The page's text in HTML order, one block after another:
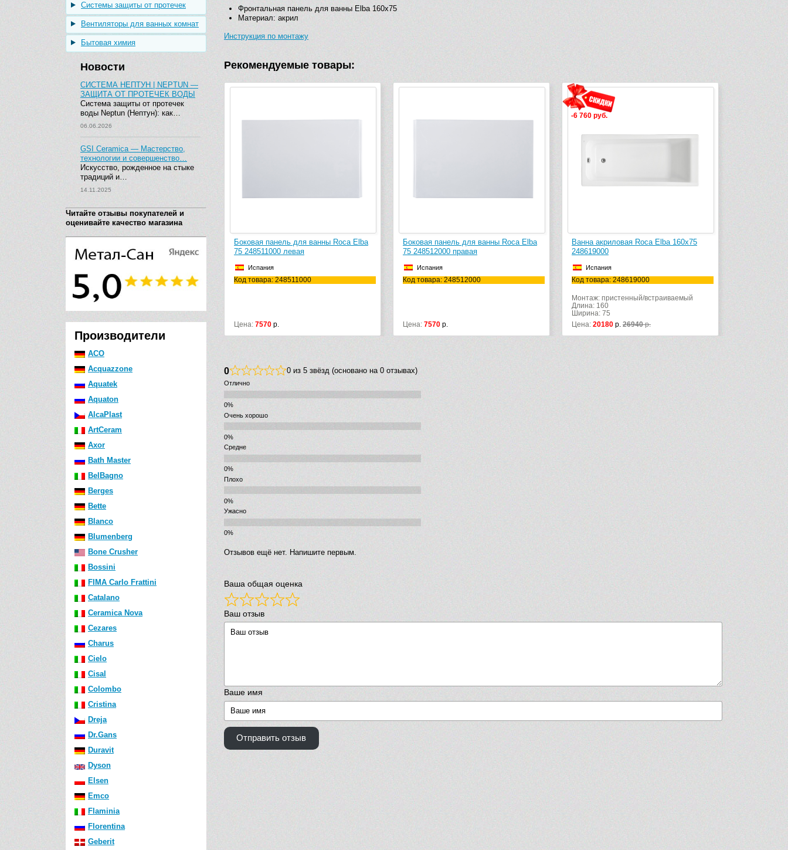
Системы защиты от протечек
Вентиляторы для ванных комнат
Бытовая химия
Новости
СИСТЕМА НЕПТУН | NEPTUN —
ЗАЩИТА ОТ ПРОТЕЧЕК ВОДЫ
Система защиты от протечек
воды Neptun (Нептун): как…
06.06.2026
GSI Ceramica — Мастерство,
технологии и совершенство…
Искусство, рожденное на стыке
традиций и…
14.11.2025
Читайте отзывы покупателей и
оценивайте качество магазина
Производители
ACO
Acquazzone
Aquatek
Aquaton
AlcaPlast
ArtCeram
Axor
Bath Master
BelBagno
Berges
Bette
Blanco
Blumenberg
Bone Crusher
Bossini
FIMA Carlo Frattini
Catalano
Ceramica Nova
Cezares
Charus
Cielo
Cisal
Colombo
Cristina
Dreja
Dr.Gans
Duravit
Dyson
Elsen
Emco
Flaminia
Florentina
Geberit
Фронтальная панель для ванны Elba 160х75
Материал: акрил
Инструкция по монтажу
Рекомендуемые товары:
Боковая панель для ванны Roca Elba
75 248511000 левая
Испания
Код товара: 248511000
Цена: 7570 р.
Боковая панель для ванны Roca Elba
75 248512000 правая
Испания
Код товара: 248512000
Цена: 7570 р.
-6 760 руб.
Ванна акриловая Roca Elba 160х75
248619000
Испания
Код товара: 248619000
Монтаж: пристенный/встраиваемый
Длина: 160
Ширина: 75
Цена: 20180 р. 26940р.
0 0 из 5 звёзд (основано на 0 отзывах)
Отлично
Очень хорошо
Средне
Плохо
Ужасно
Отзывов ещё нет. Напишите первым.
Ваша общая оценка
Ваш отзыв
Ваше имя
Отправить отзыв